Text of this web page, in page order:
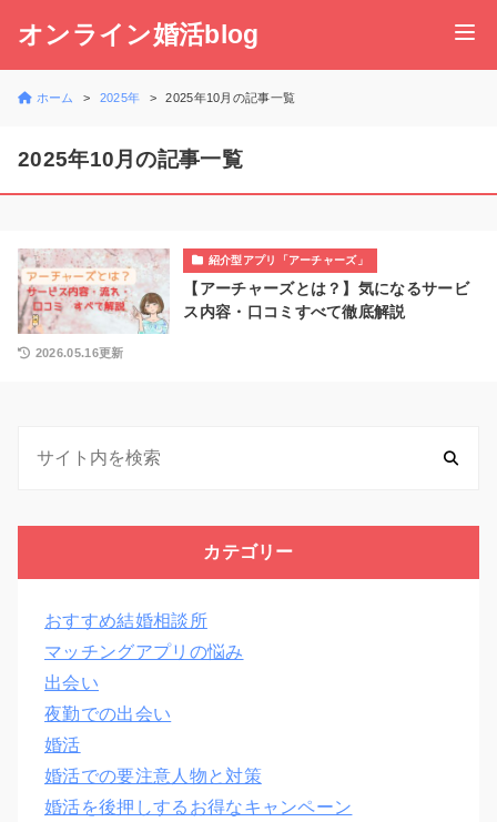
オンライン婚活blog
ホーム 2025年 2025年10月の記事一覧
2025年10月の記事一覧
紹介型アプリ「アーチャーズ」
【アーチャーズとは？】気になるサービ
ス内容・口コミすべて徹底解説
2026.05.16更新
カテゴリー
おすすめ結婚相談所
マッチングアプリの悩み
出会い
夜勤での出会い
婚活
婚活での要注意人物と対策
婚活を後押しするお得なキャンペーン